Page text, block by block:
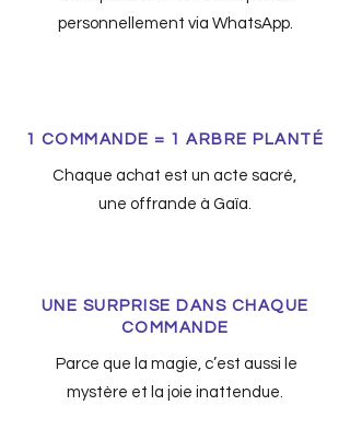
personnellement via WhatsApp.
1 COMMANDE = 1 ARBRE PLANTÉ
Chaque achat est un acte sacré,
une offrande à Gaïa.
UNE SURPRISE DANS CHAQUE
COMMANDE
Parce que la magie, c’est aussi le
mystère et la joie inattendue.